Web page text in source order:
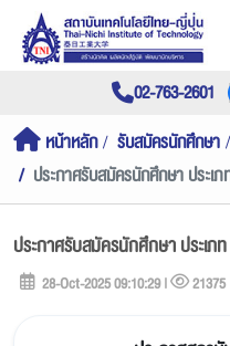
02-763-2601
หน้าหลัก รับสมัครนักศึกษา
ประกาศรับสมัครนักศึกษา ประเ
ประกาศรับสมัครนักศึกษา ประเภ
28-Oct-2025 09:10:29 | 21375